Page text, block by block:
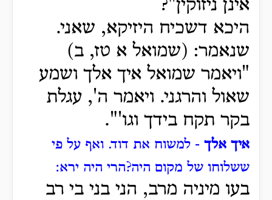
אינן ניזוקין"?
היכא דשכיח היזיקא, שאני.
שנאמר: (שמואל א טז, ב)
"ויאמר שמואל איך אלך ושמע
שאול והרגני. ויאמר ה', עגלת
בקר תקח בידך וגו'".
איך אלך - למשוח את דוד. ואף על פי
ששלוחו של מקום היה?הרי היה ירא:
בעו מיניה מרב, הני בני בי רב